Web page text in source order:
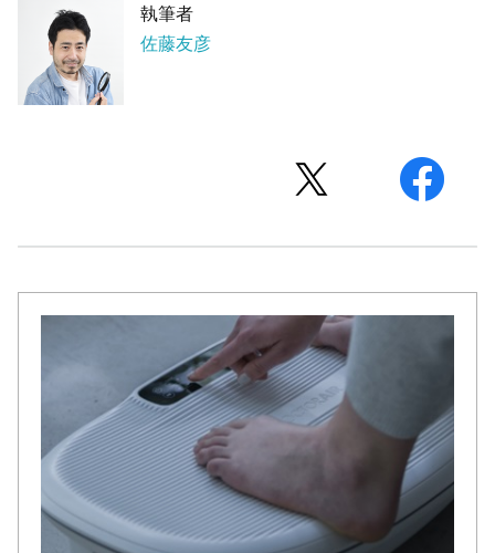
執筆者
佐藤友彦